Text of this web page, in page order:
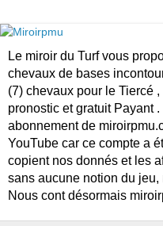
Le miroir du Turf vous
chevaux de bases
(7) chevaux pour le Tiercé
pronostic et gratuit Payant
abonnement de
YouTube car ce compte a
copient nos donnés et les
sans aucune notion du
Nous cont désormais